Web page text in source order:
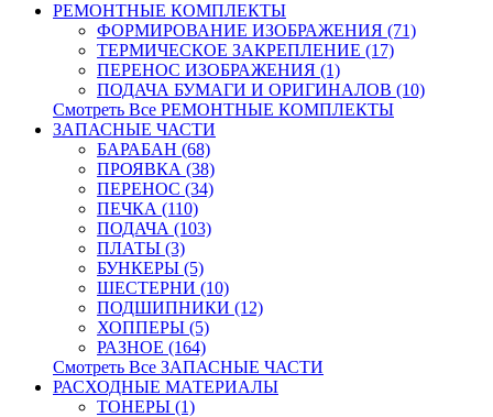
РЕМОНТНЫЕ КОМПЛЕКТЫ
ФОРМИРОВАНИЕ ИЗОБРАЖЕНИЯ (71)
ТЕРМИЧЕСКОЕ ЗАКРЕПЛЕНИЕ (17)
ПЕРЕНОС ИЗОБРАЖЕНИЯ (1)
ПОДАЧА БУМАГИ И ОРИГИНАЛОВ (10)
Смотреть Все РЕМОНТНЫЕ КОМПЛЕКТЫ
ЗАПАСНЫЕ ЧАСТИ
БАРАБАН (68)
ПРОЯВКА (38)
ПЕРЕНОС (34)
ПЕЧКА (110)
ПОДАЧА (103)
ПЛАТЫ (3)
БУНКЕРЫ (5)
ШЕСТЕРНИ (10)
ПОДШИПНИКИ (12)
ХОППЕРЫ (5)
РАЗНОЕ (164)
Смотреть Все ЗАПАСНЫЕ ЧАСТИ
РАСХОДНЫЕ МАТЕРИАЛЫ
ТОНЕРЫ (1)